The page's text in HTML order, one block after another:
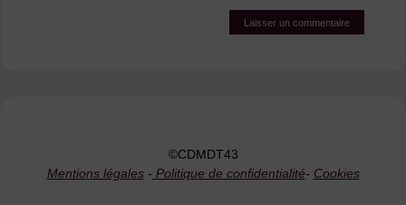
©CDMDT43
Mentions légales- Politique de confidentialité- Cookies